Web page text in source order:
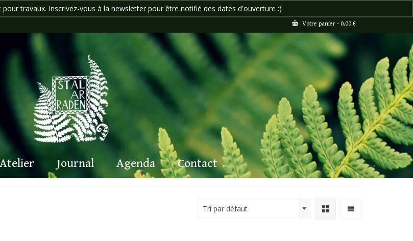
travaux. Inscrivez-vous à la newsletter pour être notifié des dates d'ouverture :)
Votre panier - 0,00 €
Journal Agenda Contact
Tri par défaut